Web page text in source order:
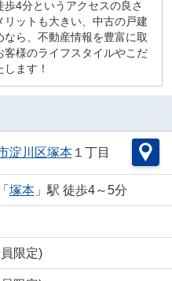
4分というアクセスの良さ
ットも大きい、中古の戸建
ら、不動産情報を豊富に取
客様のライフスタイルやこだ
ます！
淀川区塚本１丁目
「 塚本」駅 徒歩4～5分
限定)